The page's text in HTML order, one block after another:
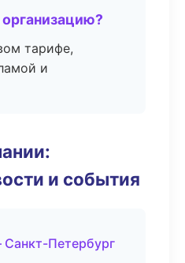
тарифе,
и
и события
Петербург